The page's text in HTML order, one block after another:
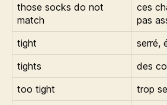
those socks do not
match
ces
pas
tight
serré,
tights
des
too tight
trop